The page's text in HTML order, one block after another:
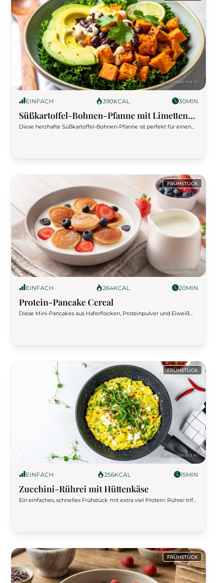
EINFACH 390KCAL 30MIN
Süßkartoffel-Bohnen-Pfanne mit Limetten-
Tahini-Dressing
Diese herzhafte Süßkartoffel-Bohnen-Pfanne ist perfekt für einen
FRÜHSTÜCK
EINFACH 264KCAL 20MIN
Protein-Pancake Cereal
Diese Mini-Pancakes aus Haferflocken, Proteinpulver und Eiweiß
FRÜHSTÜCK
EINFACH 256KCAL 15MIN
Zucchini-Rührei mit Hüttenkäse
Ein einfaches, schnelles Frühstück mit extra viel Protein: Rührei trifft
FRÜHSTÜCK